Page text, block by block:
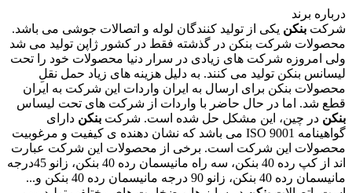
درباره برند
شرکت بنکن یکی از تولید کنندگان لوله و اتصالات جوشی می باشد.
محصولات شرکت بنکن در گذشته فقط در کشور ژاپن تولید می شد
ولی امروزه شرکت های زیادی در سرار دنیا محصولات خود را تحت
لیسانس بنکن تولید می کنند. به دلیل هزینه های زیاد حمل نقلِ
محصولات بنکن برای ارسال به ایران واردات این شرکت به ایران
قطع شد. اما در حال حاضر با واردات از شرکت های تحت لیساس
بنکن در چین، این مشکل حل شده است. شرکت بنکن دارای
گواهینامه ISO 9001 می باشد که نشان دهنده ی کیفیت و مرغوبیت
محصولات این شرکت است. برخی از محصولات این شرکت عبارت
اند از کپ رده 40 بنکن، سه راه مانیسمان رده 40 بنکن، زانو 45درجه
مانیسمان رده 40 بنکن، زانو 90 درجه مانیسمان رده 40 بنکن و...